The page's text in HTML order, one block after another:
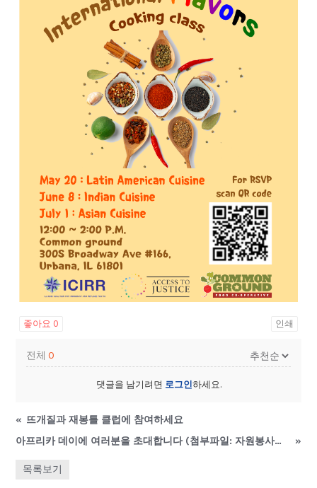
좋아요 0 인쇄
전체0
댓글을 남기려면 로그인하세요.
« 뜨개질과 재봉틀 클럽에 참여하세요
아프리카 데이에 여러분을 초대합니다 (첨부파일: 자원봉사도 구합니다)
»
목록보기